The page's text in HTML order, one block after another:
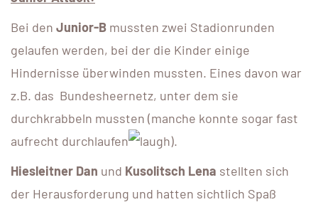
Bei den Junior-B mussten zwei Stadionrunden
gelaufen werden, bei der die Kinder einige
Hindernisse überwinden mussten. Eines davon war
z.B. das Bundesheernetz, unter dem sie
durchkrabbeln mussten (manche konnte sogar fast
aufrecht durchlaufen
).
Hiesleitner Dan und Kusolitsch Lena stellten sich
der Herausforderung und hatten sichtlich Spaß